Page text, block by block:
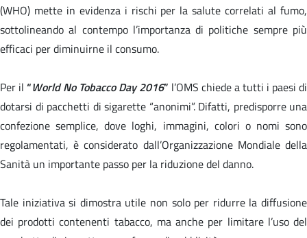
(WHO) mette in evidenza i rischi per la salute correlati al fumo,
sottolineando al contempo l’importanza di politiche sempre più
efficaci per diminuirne il consumo.
Per il “World No Tobacco Day 2016” l’OMS chiede a tutti i paesi di
dotarsi di pacchetti di sigarette “anonimi”. Difatti, predisporre una
confezione semplice, dove loghi, immagini, colori o nomi sono
regolamentati, è considerato dall’Organizzazione Mondiale della
Sanità un importante passo per la riduzione del danno.
Tale iniziativa si dimostra utile non solo per ridurre la diffusione
dei prodotti contenenti tabacco, ma anche per limitare l’uso del